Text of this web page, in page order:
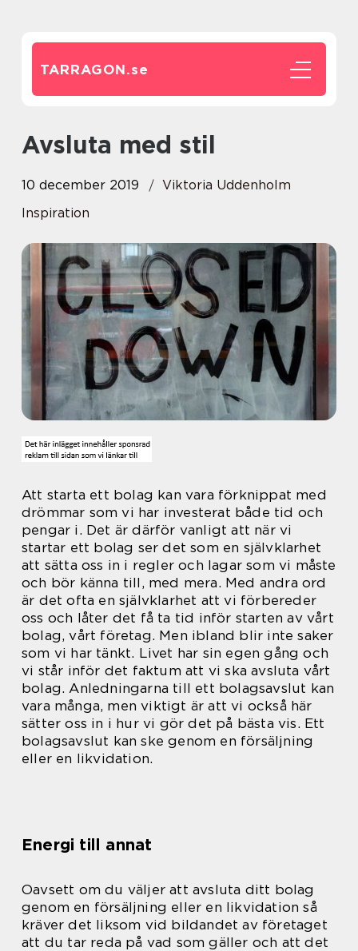
TARRAGON.se
Avsluta med stil
10 december 2019
Viktoria Uddenholm
Inspiration
Att starta ett bolag kan vara förknippat med
drömmar som vi har investerat både tid och
pengar i. Det är därför vanligt att när vi
startar ett bolag ser det som en självklarhet
att sätta oss in i regler och lagar som vi måste
och bör känna till, med mera. Med andra ord
är det ofta en självklarhet att vi förbereder
oss och låter det få ta tid inför starten av vårt
bolag, vårt företag. Men ibland blir inte saker
som vi har tänkt. Livet har sin egen gång och
vi står inför det faktum att vi ska avsluta vårt
bolag. Anledningarna till ett bolagsavslut kan
vara många, men viktigt är att vi också här
sätter oss in i hur vi gör det på bästa vis. Ett
bolagsavslut kan ske genom en försäljning
eller en likvidation.
Energi till annat
Oavsett om du väljer att avsluta ditt bolag
genom en försäljning eller en likvidation så
kräver det liksom vid bildandet av företaget
att du tar reda på vad som gäller och att det